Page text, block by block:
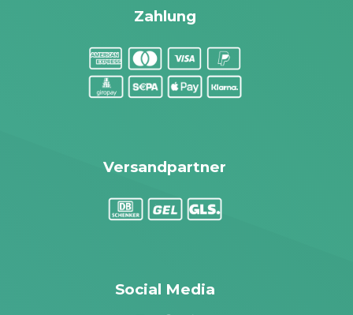
Zahlung
Versandpartner
Social Media